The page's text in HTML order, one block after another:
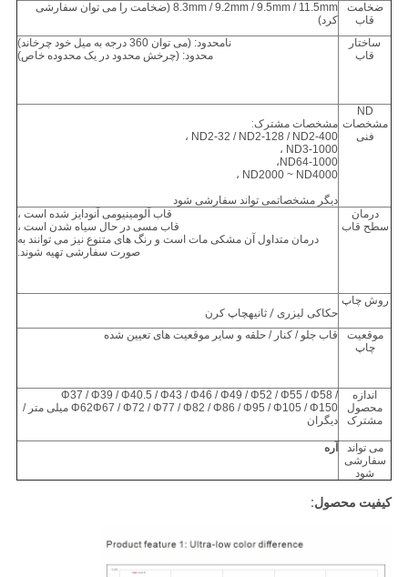
ضخامت
قاب
8.3mm / 9.2mm / 9.5mm / 11.5mm (ضخامت را می توان سفارشی
کرد)
ساختار
قاب
نامحدود: (می توان 360 درجه به میل خود چرخاند)
محدود: (چرخش محدود در یک محدوده خاص)
ND
مشخصات
فنی
مشخصات مشترک:
ND2-32 / ND2-128 / ND2-400 ،
ND3-1000 ،
ND64-1000 ،
ND2000 ~ ND4000 ،
دیگر مشخصاتمی تواند سفارشی شود
درمان
سطح قاب
قاب آلومینیومی آنودایز شده است ،
قاب مسی در حال سیاه شدن است ،
درمان متداول آن مشکی مات است و رنگ های متنوع نیز می توانند به
صورت سفارشی تهیه شوند.
روش چاپ
حکاکی لیزری / ثانیهچاپ کرن
موقعیت
چاپ
قاب جلو / کنار / حلقه و سایر موقعیت های تعیین شده
اندازه
محصول
مشترک
Φ37 / Φ39 / Φ40.5 / Φ43 / Φ46 / Φ49 / Φ52 / Φ55 / Φ58 /
Φ62Φ67 / Φ72 / Φ77 / Φ82 / Φ86 / Φ95 / Φ105 / Φ150 میلی متر /
دیگران
می تواند
سفارشی
شود
آره
کیفیت محصول: